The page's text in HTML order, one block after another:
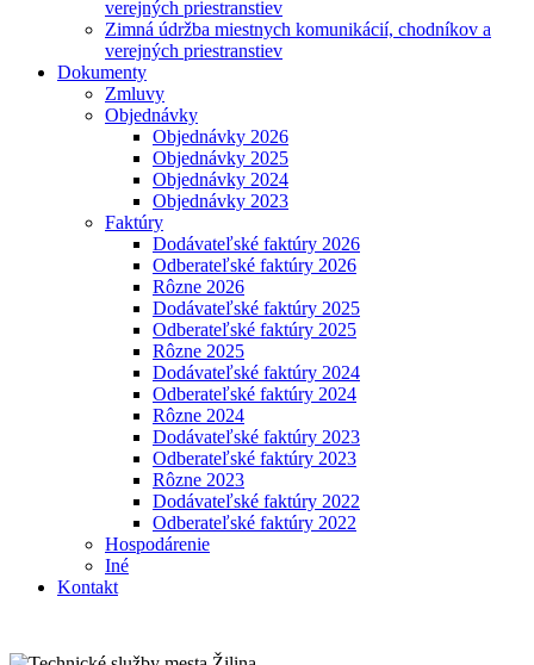
verejných priestranstiev
Zimná údržba miestnych komunikácií, chodníkov a
verejných priestranstiev
Dokumenty
Zmluvy
Objednávky
Objednávky 2026
Objednávky 2025
Objednávky 2024
Objednávky 2023
Faktúry
Dodávateľské faktúry 2026
Odberateľské faktúry 2026
Rôzne 2026
Dodávateľské faktúry 2025
Odberateľské faktúry 2025
Rôzne 2025
Dodávateľské faktúry 2024
Odberateľské faktúry 2024
Rôzne 2024
Dodávateľské faktúry 2023
Odberateľské faktúry 2023
Rôzne 2023
Dodávateľské faktúry 2022
Odberateľské faktúry 2022
Hospodárenie
Iné
Kontakt